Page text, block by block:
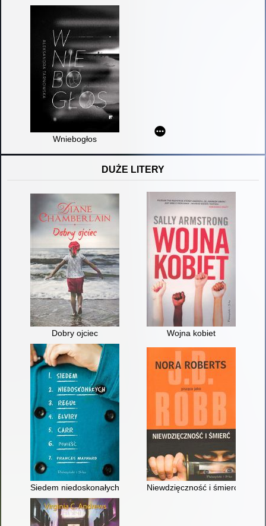
Wniebogłos
DUŻE LITERY
Dobry ojciec Wojna kobiet
Siedem niedoskonałych reguł Elviry CarrNiewdzięczność i śmierć